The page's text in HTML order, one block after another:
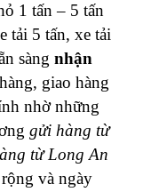
1 tấn – 5 tấn
tải 5 tấn, xe tải
sàng nhận
giao hàng
nhờ những
gửi hàng từ
từ Long An
và ngày